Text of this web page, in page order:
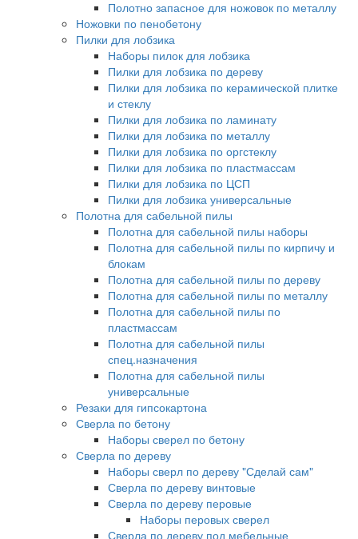
Полотно запасное для ножовок по металлу
Ножовки по пенобетону
Пилки для лобзика
Наборы пилок для лобзика
Пилки для лобзика по дереву
Пилки для лобзика по керамической плитке
и стеклу
Пилки для лобзика по ламинату
Пилки для лобзика по металлу
Пилки для лобзика по оргстеклу
Пилки для лобзика по пластмассам
Пилки для лобзика по ЦСП
Пилки для лобзика универсальные
Полотна для сабельной пилы
Полотна для сабельной пилы наборы
Полотна для сабельной пилы по кирпичу и
блокам
Полотна для сабельной пилы по дереву
Полотна для сабельной пилы по металлу
Полотна для сабельной пилы по
пластмассам
Полотна для сабельной пилы
спец.назначения
Полотна для сабельной пилы
универсальные
Резаки для гипсокартона
Сверла по бетону
Наборы сверел по бетону
Сверла по дереву
Наборы сверл по дереву "Сделай сам"
Сверла по дереву винтовые
Сверла по дереву перовые
Наборы перовых сверел
Сверла по дереву под мебельные